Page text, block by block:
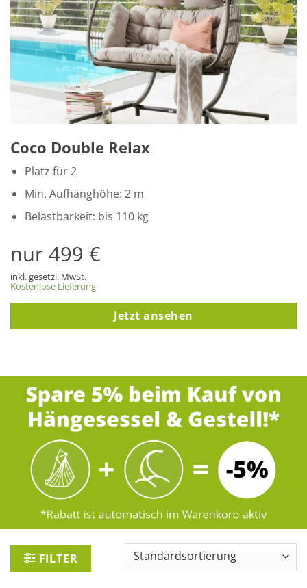
Coco Double Relax
Platz für 2
Min. Aufhänghöhe: 2 m
Belastbarkeit: bis 110 kg
nur 499 €
inkl. gesetzl. MwSt.
Kostenlose Lieferung
Jetzt ansehen
FILTER